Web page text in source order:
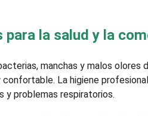
para la salud y la
manchas y malos olores
confortable. La higiene
y problemas respiratorios.